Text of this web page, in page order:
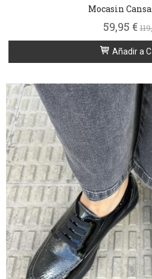
Mocasin
59,95 €
Añadir a